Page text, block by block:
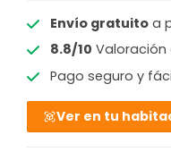
Envío gratuitoa
8.8/10 Valoración
Pago seguro y
Ver en tu